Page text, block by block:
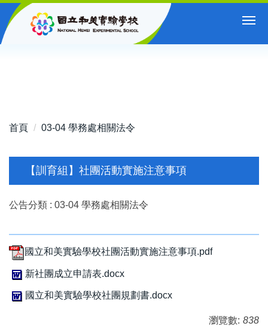
跳
到
首頁 03-04 學務處相關法令
【訓育組】社團活動實施注意事項
公告分類 : 03-04 學務處相關法令
國立和美實驗學校社團活動實施注意事項.pdf
新社團成立申請表.docx
國立和美實驗學校社團規劃書.docx
瀏覽數: 838